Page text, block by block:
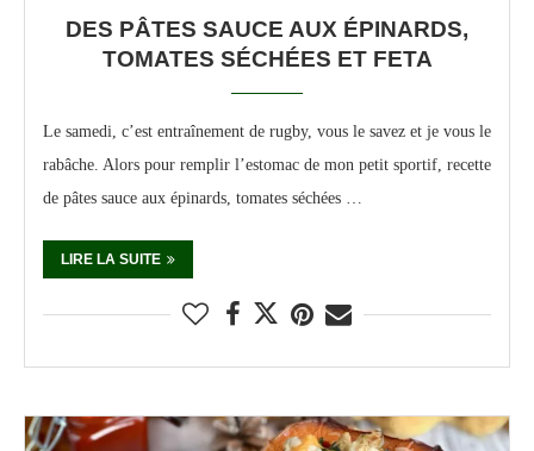
DES PÂTES SAUCE AUX ÉPINARDS,
TOMATES SÉCHÉES ET FETA
Le samedi, c’est entraînement de rugby, vous le savez et je vous le
rabâche. Alors pour remplir l’estomac de mon petit sportif, recette
de pâtes sauce aux épinards, tomates séchées …
LIRE LA SUITE